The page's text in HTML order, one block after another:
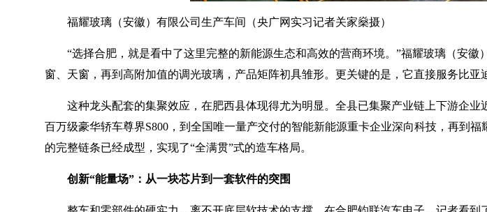
福耀玻璃（安徽）有限公司生产车间（央广网实习记者关家燊摄）
“选择合肥，就是看中了这里完整的新能源生态和高效的营商环境。”福耀玻璃（安
窗、天窗，再到高附加值的调光玻璃，产品矩阵初具雏形。更关键的是，它直接服务比
这种龙头配套的集聚效应，在肥西县体现得尤为明显。全县已集聚产业链上下游企
百万级豪华轿车尊界S800，到全国唯一量产交付的智能新能源重卡企业深向科技，再到
的完整链条已经成型，实现了“全满贯”式的造车格局。
创新“能量场”：从一块芯片到一套软件的突围